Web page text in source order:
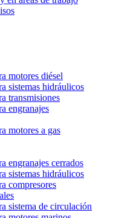
motores diésel
sistemas hidráulicos
transmisiones
engranajes
motores a gas
engranajes cerrados
sistemas hidráulicos
compresores
sistema de circulación